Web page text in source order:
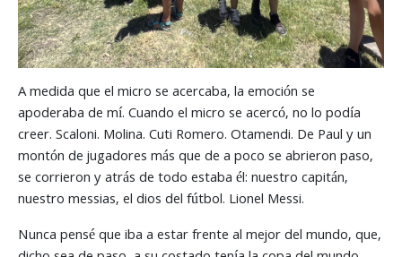
A medida que el micro se acercaba, la emoción se
apoderaba de mí. Cuando el micro se acercó, no lo podía
creer. Scaloni. Molina. Cuti Romero. Otamendi. De Paul y un
montón de jugadores más que de a poco se abrieron paso,
se corrieron y atrás de todo estaba él: nuestro capitán,
nuestro messias, el dios del fútbol. Lionel Messi.
Nunca pensé que iba a estar frente al mejor del mundo, que,